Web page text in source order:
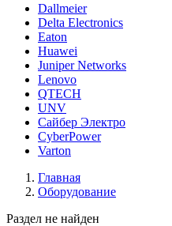
Dallmeier
Delta Electronics
Eaton
Huawei
Juniper Networks
Lenovo
QTECH
UNV
Сайбер Электро
CyberPower
Varton
Главная
Оборудование
Раздел не найден